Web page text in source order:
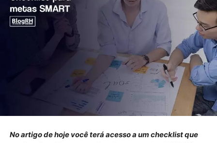
No artigo de hoje você terá acesso a um checklist que